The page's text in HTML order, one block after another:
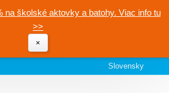
na školské aktovky a batohy. Viac info tu
>>
×
Slovensky